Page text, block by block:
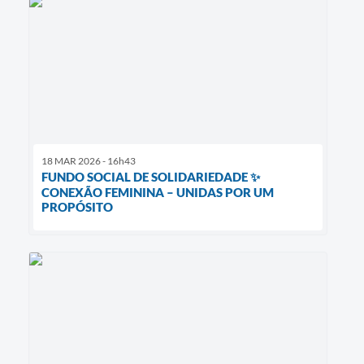
18 MAR 2026 - 16h43
FUNDO SOCIAL DE SOLIDARIEDADE ✨
CONEXÃO FEMININA – UNIDAS POR UM
PROPÓSITO